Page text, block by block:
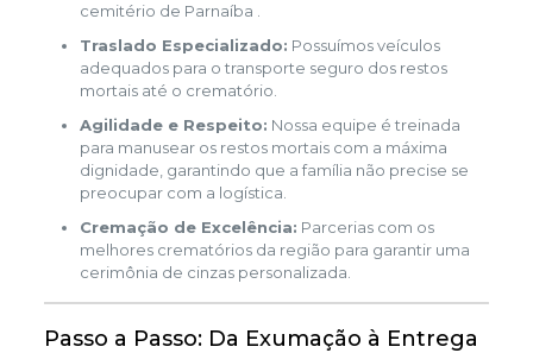
cemitério de Parnaíba .
Traslado Especializado: Possuímos veículos
adequados para o transporte seguro dos restos
mortais até o crematório.
Agilidade e Respeito: Nossa equipe é treinada
para manusear os restos mortais com a máxima
dignidade, garantindo que a família não precise se
preocupar com a logística.
Cremação de Excelência: Parcerias com os
melhores crematórios da região para garantir uma
cerimônia de cinzas personalizada.
Passo a Passo: Da Exumação à Entrega